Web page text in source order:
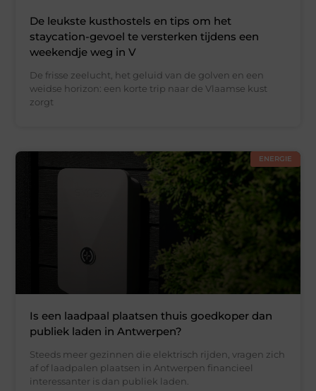
De leukste kusthostels en tips om het
staycation-gevoel te versterken tijdens een
weekendje weg in V
De frisse zeelucht, het geluid van de golven en een
weidse horizon: een korte trip naar de Vlaamse kust
zorgt
ENERGIE
Is een laadpaal plaatsen thuis goedkoper dan
publiek laden in Antwerpen?
Steeds meer gezinnen die elektrisch rijden, vragen zich
af of laadpalen plaatsen in Antwerpen financieel
interessanter is dan publiek laden.